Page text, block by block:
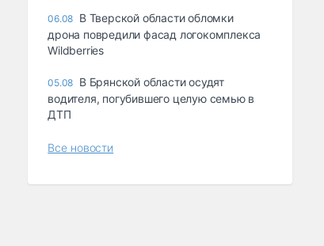
06.08 В Тверской области обломки
дрона повредили фасад логокомплекса
Wildberries
05.08 В Брянской области осудят
водителя, погубившего целую семью в
ДТП
Все новости